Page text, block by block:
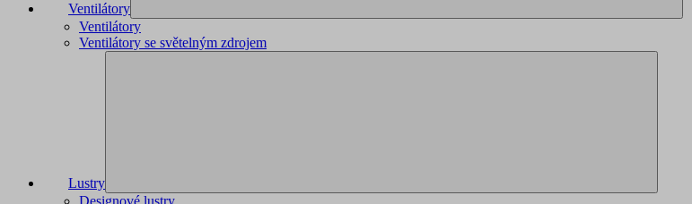
Ventilátory
Ventilátory
Ventilátory se světelným zdrojem
Lustry
Designové lustry